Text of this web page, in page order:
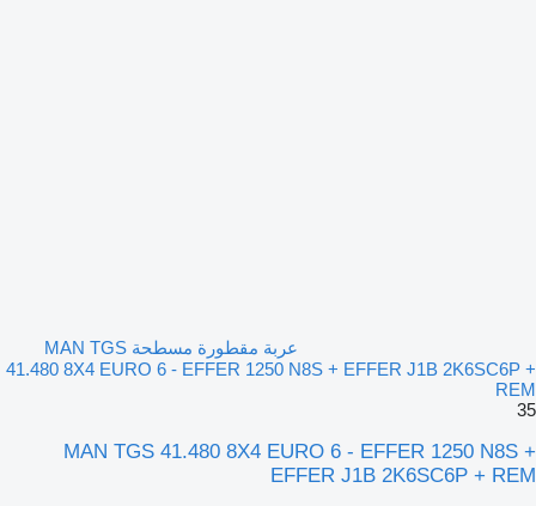
عربة مقطورة مسطحة MAN TGS
41.480 8X4 EURO 6 - EFFER 1250 N8S + EFFER J1B 2K6SC6P +
REM
35
MAN TGS 41.480 8X4 EURO 6 - EFFER 1250 N8S +
EFFER J1B 2K6SC6P + REM